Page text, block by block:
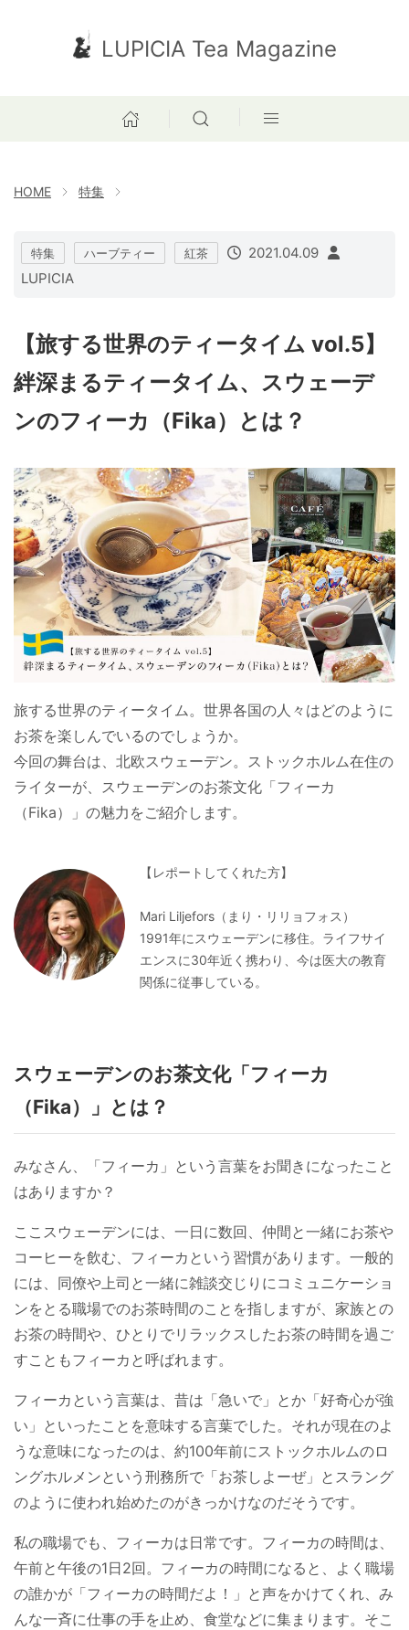
LUPICIA Tea Magazine
HOME 特集
特集 ハーブティー 紅茶
2021.04.09
LUPICIA
【旅する世界のティータイム vol.5】
絆深まるティータイム、スウェーデ
ンのフィーカ（Fika）とは？
旅する世界のティータイム。世界各国の人々はどのように
お茶を楽しんでいるのでしょうか。
今回の舞台は、北欧スウェーデン。ストックホルム在住の
ライターが、スウェーデンのお茶文化「フィーカ
（Fika）」の魅力をご紹介します。
【レポートしてくれた方】
Mari Liljefors（まり・リリョフォス）
1991年にスウェーデンに移住。ライフサイ
エンスに30年近く携わり、今は医大の教育
関係に従事している。
スウェーデンのお茶文化「フィーカ
（Fika）」とは？
みなさん、「フィーカ」という言葉をお聞きになったこと
はありますか？
ここスウェーデンには、一日に数回、仲間と一緒にお茶や
コーヒーを飲む、フィーカという習慣があります。一般的
には、同僚や上司と一緒に雑談交じりにコミュニケーショ
ンをとる職場でのお茶時間のことを指しますが、家族との
お茶の時間や、ひとりでリラックスしたお茶の時間を過ご
すこともフィーカと呼ばれます。
フィーカという言葉は、昔は「急いで」とか「好奇心が強
い」といったことを意味する言葉でした。それが現在のよ
うな意味になったのは、約100年前にストックホルムのロ
ングホルメンという刑務所で「お茶しよーぜ」とスラング
のように使われ始めたのがきっかけなのだそうです。
私の職場でも、フィーカは日常です。フィーカの時間は、
午前と午後の1日2回。フィーカの時間になると、よく職場
の誰かが「フィーカの時間だよ！」と声をかけてくれ、み
んな一斉に仕事の手を止め、食堂などに集まります。そこ